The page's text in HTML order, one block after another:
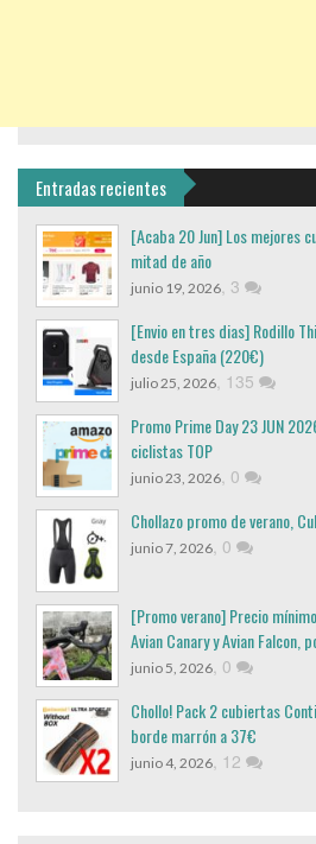
Entradas recientes
[Acaba 20 Jun] Los mejores
mitad de año
junio 19, 2026, 3
[Envio en tres dias] Rodillo
desde España (220€)
julio 25, 2026, 135
Promo Prime Day 23 JUN
ciclistas TOP
junio 23, 2026, 0
Chollazo promo de verano,
junio 7, 2026, 0
[Promo verano] Precio
Avian Canary y Avian Falcon,
junio 5, 2026, 0
Chollo! Pack 2 cubiertas
borde marrón a 37€
junio 4, 2026, 12